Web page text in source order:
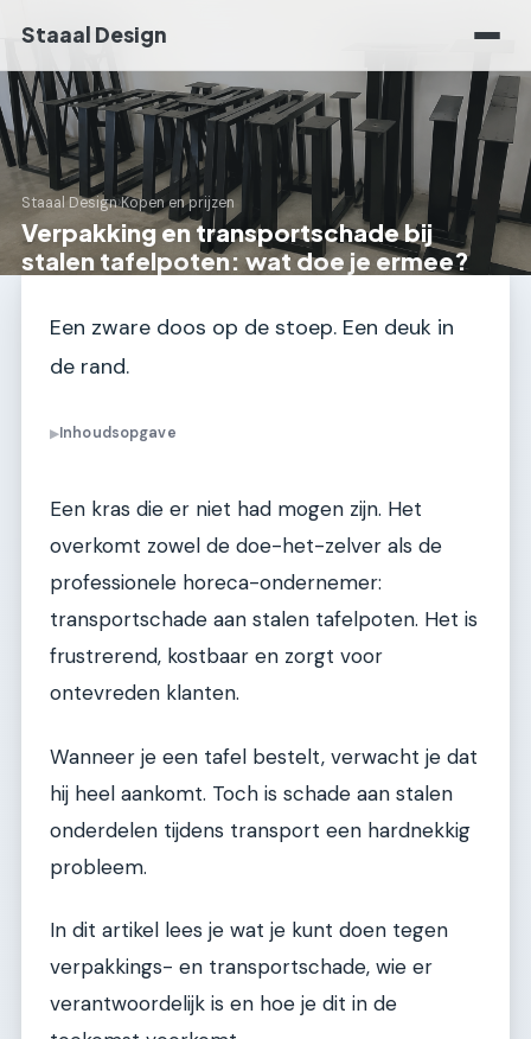
Staaal Design
Staaal Design›Kopen en prijzen
Verpakking en transportschade bij
stalen tafelpoten: wat doe je ermee?
Een zware doos op de stoep. Een deuk in
de rand.
▶Inhoudsopgave
Een kras die er niet had mogen zijn. Het
overkomt zowel de doe-het-zelver als de
professionele horeca-ondernemer:
transportschade aan stalen tafelpoten. Het is
frustrerend, kostbaar en zorgt voor
ontevreden klanten.
Wanneer je een tafel bestelt, verwacht je dat
hij heel aankomt. Toch is schade aan stalen
onderdelen tijdens transport een hardnekkig
probleem.
In dit artikel lees je wat je kunt doen tegen
verpakkings- en transportschade, wie er
verantwoordelijk is en hoe je dit in de